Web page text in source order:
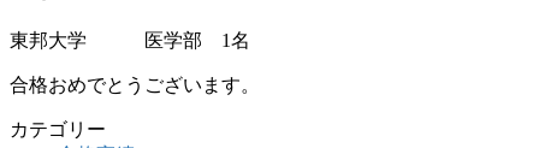
東邦大学 医学部 1名
合格おめでとうございます。
カテゴリー